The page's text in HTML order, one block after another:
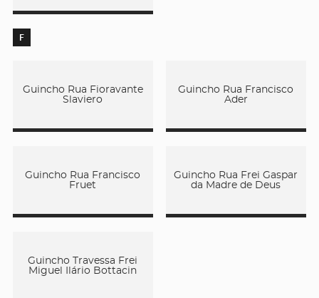
F
Guincho Rua Fioravante
Slaviero
Guincho Rua Francisco
Ader
Guincho Rua Francisco
Fruet
Guincho Rua Frei Gaspar
da Madre de Deus
Guincho Travessa Frei
Miguel Ilário Bottacin